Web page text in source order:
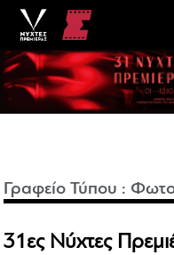
Γραφείο Τύπου :
31ες Νύχτες